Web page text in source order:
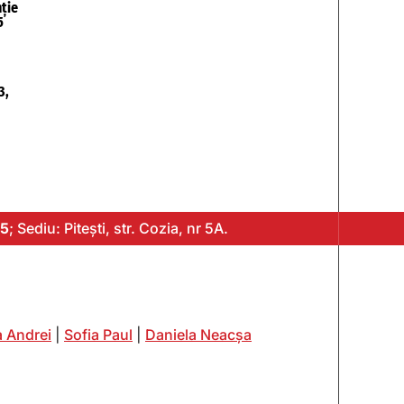
; Sediu: Pitești, str. Cozia, nr 5A.
Andrei Sofia Paul
Daniela Neacșa